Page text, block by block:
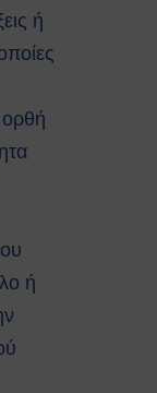
κατά του
2020
καπνού
(ENDS)
ή
ή